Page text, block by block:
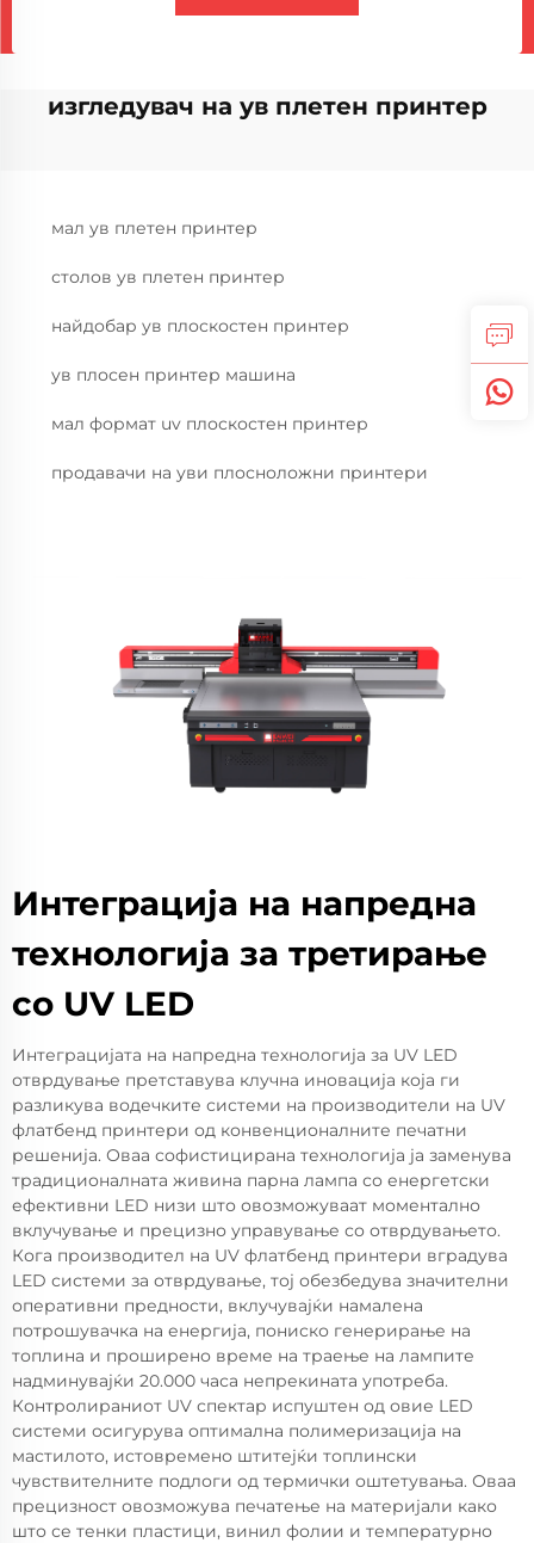
изгледувач на ув плетен принтер
мал ув плетен принтер
столов ув плетен принтер
найдобар ув плоскостен принтер
ув плосен принтер машинa
мал формат uv плоскостен принтер
продавачи на уви плосноложни принтери
Интеграција на напредна
технологија за третирање
со UV LED
Интеграцијата на напредна технологија за UV LED
отврдување претставува клучна иновација која ги
разликува водечките системи на производители на UV
флатбенд принтери од конвенционалните печатни
решенија. Оваа софистицирана технологија ја заменува
традиционалната живина парна лампа со енергетски
ефективни LED низи што овозможуваат моментално
вклучување и прецизно управување со отврдувањето.
Кога производител на UV флатбенд принтери вградува
LED системи за отврдување, тој обезбедува значителни
оперативни предности, вклучувајќи намалена
потрошувачка на енергија, пониско генерирање на
топлина и проширено време на траење на лампите
надминувајќи 20.000 часа непрекината употреба.
Контролираниот UV спектар испуштен од овие LED
системи осигурува оптимална полимеризација на
мастилото, истовремено штитејќи топлински
чувствителните подлоги од термички оштетувања. Оваа
прецизност овозможува печатење на материјали како
што се тенки пластици, винил фолии и температурно